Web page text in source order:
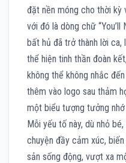
đặt nền móng cho thời kỳ
với đó là dòng chữ “You’ll
bất hủ đã trở thành lời ca,
thể hiện tinh thần đoàn
không thể không nhắc
thêm vào logo sau thảm
một biểu tượng tưởng
Mỗi yếu tố này, dù nhỏ
chuyện đầy cảm xúc,
sản sống động, vượt xa